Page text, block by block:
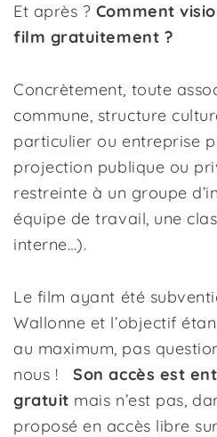
Et après ? Comment
film gratuitement ?
Concrètement, toute
commune, structure
particulier ou entreprise
projection publique ou
restreinte à un groupe
équipe de travail, une
interne…).
Le film ayant été
Wallonne et l’objectif
au maximum, pas
nous !
Son accès est
gratuit mais n’est pas,
proposé en accès libre